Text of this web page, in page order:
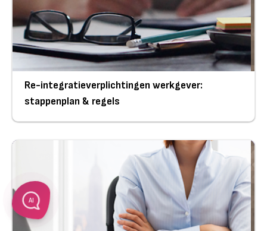
Re-integratieverplichtingen werkgever:
stappenplan & regels
AI